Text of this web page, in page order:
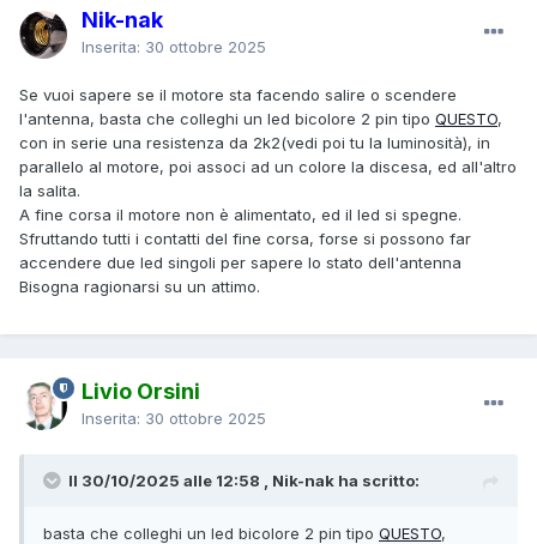
Nik-nak
Inserita: 30 ottobre 2025
Se vuoi sapere se il motore sta facendo salire o scendere
l'antenna, basta che colleghi un led bicolore 2 pin tipo QUESTO,
con in serie una resistenza da 2k2(vedi poi tu la luminosità), in
parallelo al motore, poi associ ad un colore la discesa, ed all'altro
la salita.
A fine corsa il motore non è alimentato, ed il led si spegne.
Sfruttando tutti i contatti del fine corsa, forse si possono far
accendere due led singoli per sapere lo stato dell'antenna
Bisogna ragionarsi su un attimo.
Livio Orsini
Inserita: 30 ottobre 2025
Il 30/10/2025 alle 12:58 , Nik-nak ha scritto:
basta che colleghi un led bicolore 2 pin tipo QUESTO,